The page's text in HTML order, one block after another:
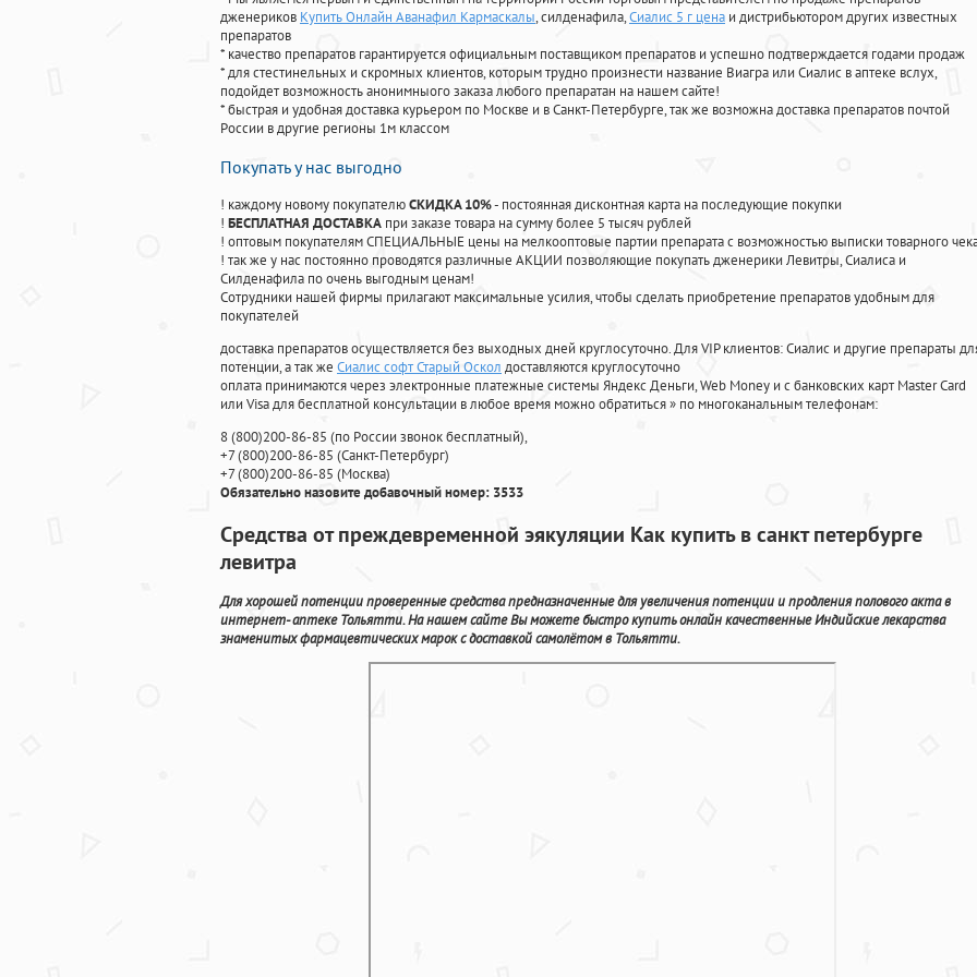
дженериков Купить Онлайн Аванафил Кармаскалы, силденафила,Сиалис 5 г цена и дистрибьютором других известных
препаратов
* качество препаратов гарантируется официальным поставщиком препаратов и успешно подтверждается годами продаж
* для стестинельных и скромных клиентов, которым трудно произнести название Виагра или Сиалис в аптеке вслух,
подойдет возможность анонимныого заказа любого препаратан на нашем сайте!
* быстрая и удобная доставка курьером по Москве и в Санкт-Петербурге, так же возможна доставка препаратов почтой
России в другие регионы 1м классом
Покупать у нас выгодно
! каждому новому покупателюСКИДКА 10%- постоянная дисконтная карта на последующие покупки
! БЕСПЛАТНАЯ ДОСТАВКА при заказе товара на сумму более 5 тысяч рублей
! оптовым покупателям СПЕЦИАЛЬНЫЕ цены на мелкооптовые партии препарата с возможностью выписки товарного
! так же у нас постоянно проводятся различные АКЦИИ позволяющие покупать дженерики Левитры, Сиалиса и
Силденафила по очень выгодным ценам!
Cотрудники нашей фирмы прилагают максимальные усилия, чтобы сделать приобретение препаратов удобным для
покупателей
доставка препаратов осуществляется без выходных дней круглосуточно. Для VIP клиентов: Сиалис и другие препараты
потенции, а так же Сиалис софт Старый Оскол доставляются круглосуточно
оплата принимаются через электронные платежные системы Яндекс Деньги, Web Money и с банковских карт Master Card
или Visa для бесплатной консультации в любое время можно обратиться» по многоканальным телефонам:
8(800)200-86-85 (по России звонок бесплатный),
+7(800)200-86-85 (Санкт-Петербург)
+7(800)200-86-85 (Москва)
Обязательно назовите добавочный номер: 3533
Средства от преждевременной эякуляции Как купить в санкт петербурге
левитра
Для хорошей потенции проверенные средства предназначенные для увеличения потенции и продления полового акта в
интернет- аптеке Тольятти. На нашем сайте Вы можете быстро купить онлайн качественные Индийские лекарства
знаменитых фармацевтических марок с доставкой самолётом в Тольятти.